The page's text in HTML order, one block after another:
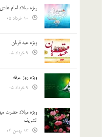
ویژه میلاد امام
ویژه عید قربان
ویژه روز عرفه
ویژه میلاد حضرت
الشريف